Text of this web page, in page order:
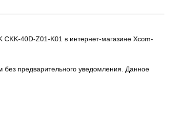
CKK-40D-Z01-K01 в интернет-магазине Xcom-
без предварительного уведомления. Данное